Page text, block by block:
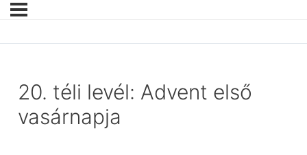
20. téli levél: Advent első
vasárnapja